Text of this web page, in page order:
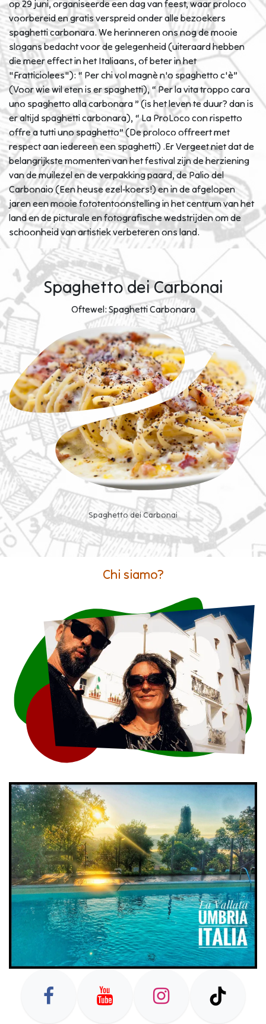
op 29 juni, organiseerde een dag van feest, waar proloco
voorbereid en gratis verspreid onder alle bezoekers
spaghetti carbonara. We herinneren ons nog de mooie
slogans bedacht voor de gelegenheid (uiteraard hebben
die meer effect in het Italiaans, of beter in het
"Fratticiolees"): “ Per chi vol magnè n'o spaghetto c'è”
(Voor wie wil eten is er spaghetti), “ Per la vita troppo cara
uno spaghetto alla carbonara ” (is het leven te duur? dan is
er altijd spaghetti carbonara), “ La ProLoco con rispetto
offre a tutti uno spaghetto” (De proloco offreert met
respect aan iedereen een spaghetti) .Er Vergeet niet dat de
belangrijkste momenten van het festival zijn de herziening
van de muilezel en de verpakking paard, de Palio del
Carbonaio (Een heuse ezel-koers!) en in de afgelopen
jaren een mooie fototentoonstelling in het centrum van het
land en de picturale en fotografische wedstrijden om de
schoonheid van artistiek verbeteren ons land.
Spaghetto dei Carbonai
Oftewel: Spaghetti Carbonara
Spaghetto dei Carbonai
Chi siamo?